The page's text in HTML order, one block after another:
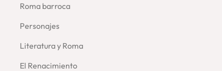
Roma barroca
Personajes
Literatura y Roma
El Renacimiento